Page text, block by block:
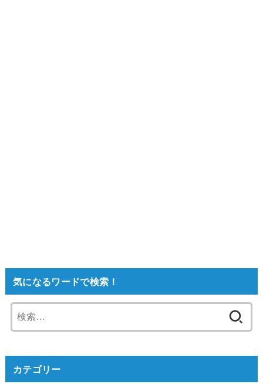
気になるワードで検索！
索:
カテゴリー